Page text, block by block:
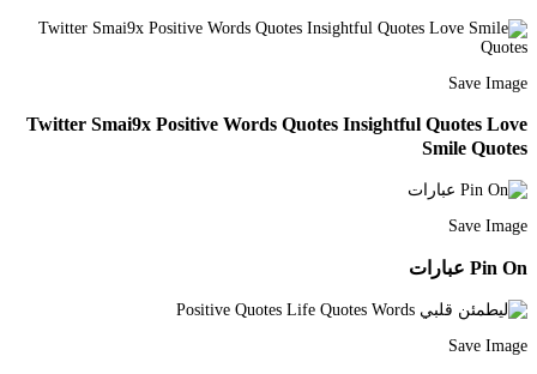
Save Image
Twitter Smai9x Positive Words Quotes Insightful Quotes Love
Smile Quotes
Save Image
Pin On عبارات
Save Image